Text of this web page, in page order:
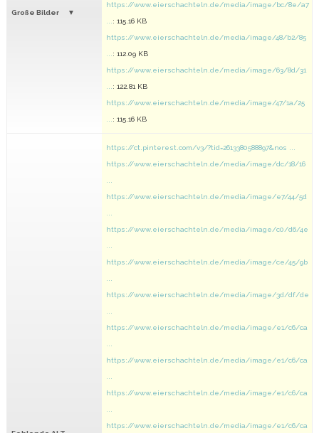
Große Bilder
https://www.eierschachteln.de/media/image/bc/8e/a7
: 115.16 KB
https://www.eierschachteln.de/media/image/48/b2/85
: 112.09 KB
https://www.eierschachteln.de/media/image/63/8d/31
: 122.81 KB
https://www.eierschachteln.de/media/image/47/1a/25
: 115.16 KB
https://ct.pinterest.com/v3/?tid=2613380588897&nos ...
https://www.eierschachteln.de/media/image/dc/18/16
https://www.eierschachteln.de/media/image/e7/44/5d
https://www.eierschachteln.de/media/image/c0/d6/4e
https://www.eierschachteln.de/media/image/ce/45/9b
https://www.eierschachteln.de/media/image/3d/df/de
https://www.eierschachteln.de/media/image/e1/c6/ca
https://www.eierschachteln.de/media/image/e1/c6/ca
https://www.eierschachteln.de/media/image/e1/c6/ca
https://www.eierschachteln.de/media/image/e1/c6/ca